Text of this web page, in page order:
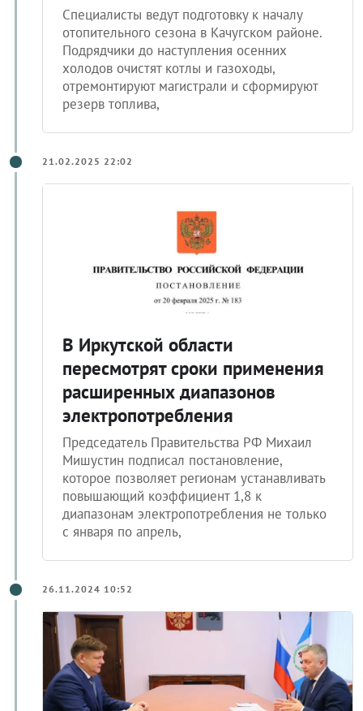
Специалисты ведут подготовку к началу
отопительного сезона в Качугском районе.
Подрядчики до наступления осенних
холодов очистят котлы и газоходы,
отремонтируют магистрали и сформируют
резерв топлива,
21.02.2025 22:02
В Иркутской области
пересмотрят сроки применения
расширенных диапазонов
электропотребления
Председатель Правительства РФ Михаил
Мишустин подписал постановление,
которое позволяет регионам устанавливать
повышающий коэффициент 1,8 к
диапазонам электропотребления не только
с января по апрель,
26.11.2024 10:52